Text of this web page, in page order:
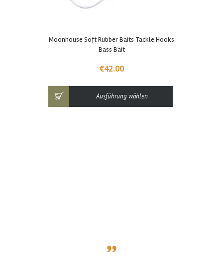
Moonhouse Soft Rubber Baits Tackle Hooks
Bass Bait
€42.00
Ausführung wählen
Produkt
Die